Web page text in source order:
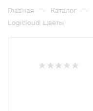
Главная — Каталог —
Logicloud: Цветы